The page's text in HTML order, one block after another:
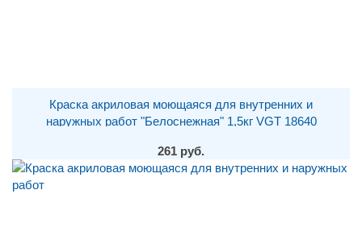
Краска акриловая моющаяся для внутренних и
наружных работ "Белоснежная" 1,5кг VGT 18640
261 руб.